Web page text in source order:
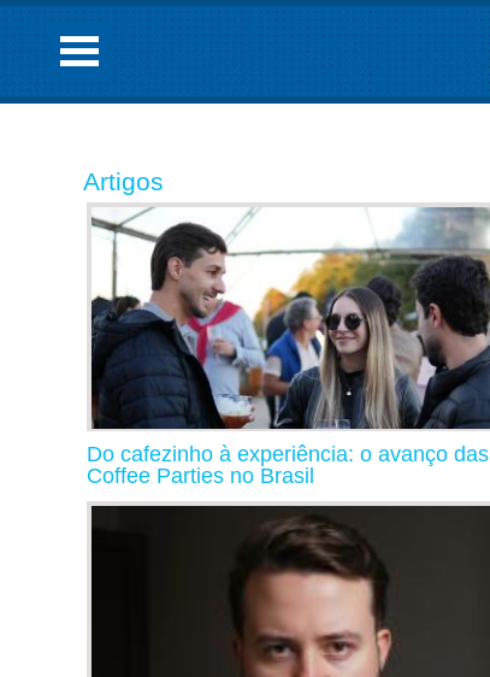
Artigos
Do cafezinho à experiência: o avanço das
Coffee Parties no Brasil